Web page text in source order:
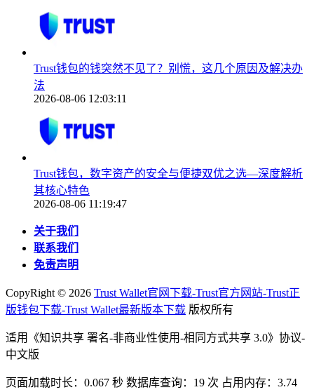
Trust钱包的钱突然不见了？别慌，这几个原因及解决办
法
2026-08-06 12:03:11
Trust钱包，数字资产的安全与便捷双优之选—深度解析
其核心特色
2026-08-06 11:19:47
关于我们
联系我们
免责声明
CopyRight © 2026 Trust Wallet官网下载-Trust官方网站-Trust正
版钱包下载-Trust Wallet最新版本下载 版权所有
适用《知识共享 署名-非商业性使用-相同方式共享 3.0》协议-
中文版
页面加载时长：0.067 秒 数据库查询：19 次 占用内存：3.74